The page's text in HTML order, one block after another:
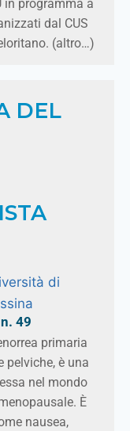
in programma a
dal CUS
(altro…)
DEL
di
49
primaria
pelviche, è una
nel mondo
È
nausea,